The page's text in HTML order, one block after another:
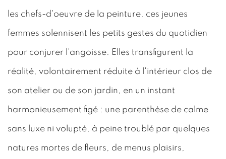
les chefs-d'oeuvre de la peinture, ces jeunes
femmes solennisent les petits gestes du quotidien
pour conjurer l'angoisse. Elles transfigurent la
réalité, volontairement réduite à l'intérieur clos de
son atelier ou de son jardin, en un instant
harmonieusement figé : une parenthèse de calme
sans luxe ni volupté, à peine troublé par quelques
natures mortes de fleurs, de menus plaisirs,